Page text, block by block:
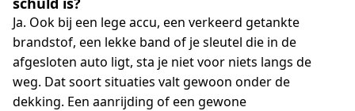
Ja. Ook bij een lege accu, een verkeerd getankte
brandstof, een lekke band of je sleutel die in de
afgesloten auto ligt, sta je niet voor niets langs de
weg. Dat soort situaties valt gewoon onder de
dekking. Een aanrijding of een gewone